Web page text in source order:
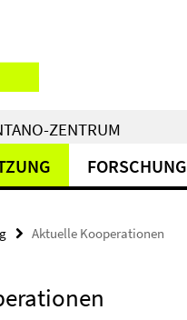
ZENTRUM
FORSCHUNG
Aktuelle Kooperationen